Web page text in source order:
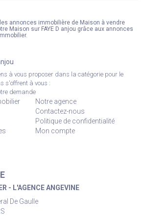
annonces immobilière de Maison à vendre
Maison sur FAYE D anjou grâce aux annonces
à vous proposer dans la catégorie pour le
s'offrent à vous :
demande
Notre agence
Contactez-nous
Politique de confidentialité
Mon compte
- L'AGENCE ANGEVINE
De Gaulle